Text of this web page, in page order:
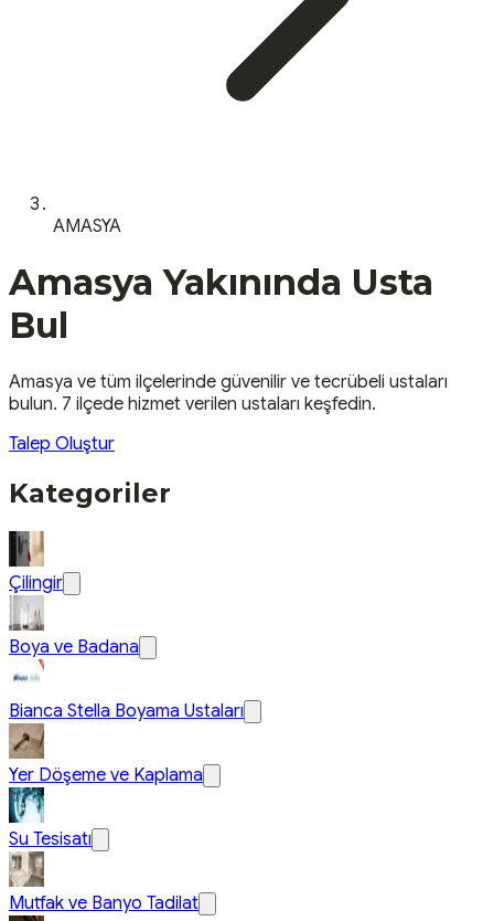
AMASYA
Amasya Yakınında Usta
Bul
Amasya ve tüm ilçelerinde güvenilir ve tecrübeli ustaları
bulun. 7 ilçede hizmet verilen ustaları keşfedin.
Talep Oluştur
Kategoriler
Çilingir
Boya ve Badana
Bianca Stella Boyama Ustaları
Yer Döşeme ve Kaplama
Su Tesisatı
Mutfak ve Banyo Tadilat